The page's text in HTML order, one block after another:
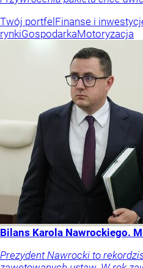
Twój portfelFinanse i
rynkiGospodarkaMotoryzacja
Bilans Karola Nawrockiego.
Prezydent Nawrocki to